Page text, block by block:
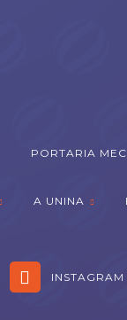
PORTARIA MEC
A UNINA
INSTAGRAM